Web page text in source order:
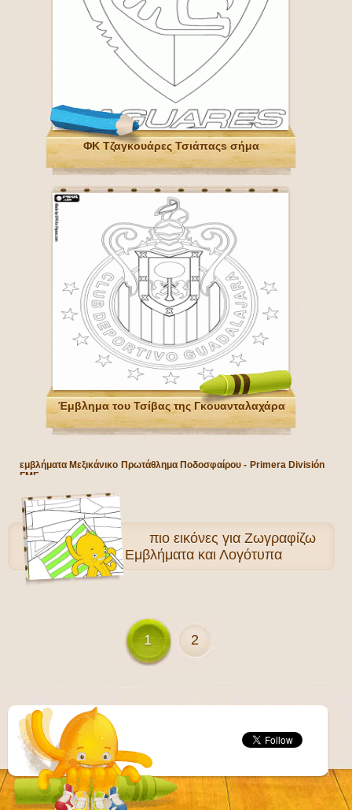
ΦΚ Τζαγκουάρες Τσιάπαςs σήμα
Έμβλημα του Τσίβας της Γκουανταλαχάρα
εμβλήματα Μεξικάνικο Πρωτάθλημα Ποδοσφαίρου - Primera División
FMF
πιο εικόνες για Ζωγραφίζω
Σημαίες, Εμβλήματα και Λογότυπα
1 2